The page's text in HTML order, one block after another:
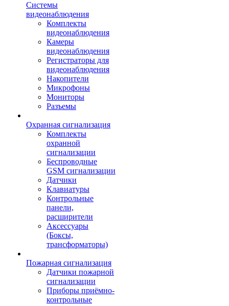
Системы
видеонаблюдения
Комплекты
видеонаблюдения
Камеры
видеонаблюдения
Регистраторы для
видеонаблюдения
Накопители
Микрофоны
Мониторы
Разъемы
Охранная сигнализация
Комплекты
охранной
сигнализации
Беспроводные
GSM сигнализации
Датчики
Клавиатуры
Контрольные
панели,
расширители
Аксессуары
(Боксы,
трансформаторы)
Пожарная сигнализация
Датчики пожарной
сигнализации
Приборы приёмно-
контрольные